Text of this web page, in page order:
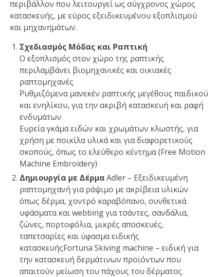
περιβάλλον που λειτουργεί ως σύγχρονος χώρος
κατασκευής, με εύρος εξειδικευμένου εξοπλισμού
και μηχανημάτων.
Σχεδιασμός Μόδας και Ραπτική
Ο εξοπλισμός στον χώρο της ραπτικής
περιλαμβάνει βιομηχανικές και οικιακές
ραπτομηχανές
Ρυθμιζόμενα μανεκέν ραπτικής μεγέθους παιδικού
και ενηλίκου, για την ακριβή κατασκευή και ραφή
ενδυμάτων
Ευρεία γκάμα ειδών και χρωμάτων κλωστής, για
χρήση με ποικίλα υλικά και για διαφορετικούς
σκοπούς, όπως το ελεύθερο κέντημα (Free Motion
Machine Embroidery)
Δημιουργία με ΔέρμαAdler – Εξειδικευμένη
ραπτομηχανή για ράψιμο με ακρίβεια υλικών
όπως δέρμα, χοντρό καραβόπανο, συνθετικά
υφάσματα καιwebbingγια τσάντες, σανδάλια,
ζώνες, πορτοφόλια, μικρές αποσκευές,
ταπετσαρίες και ύφασμαειδικής
κατασκευήςFortuna Skiving machine – ειδική για
την κατασκευή δερμάτινων προϊόντων που
απαιτούν μείωση του πάχους του δέρματος